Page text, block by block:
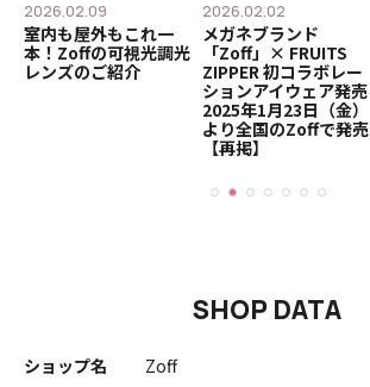
2026.02.09
室内も屋外もこれ一
本！Zoffの可視光調光
レンズのご紹介
2026.02.02
メガネブランド
「Zoff」× FRUITS
ZIPPER 初コラボレー
ションアイウェア発売
2025年1月23日（金）
より全国のZoffで発売
【再掲】
SHOP DATA
ショップ名 Zoff